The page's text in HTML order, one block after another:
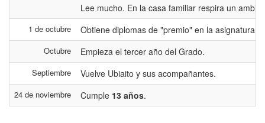
Lee mucho. En la casa familiar respira un
1 de octubre Obtiene diplomas de "premio" en la asignatura
Octubre Empieza el tercer año del Grado.
Septiembre Vuelve Ubiaito y sus acompañantes.
24 de noviembre Cumple 13 años.